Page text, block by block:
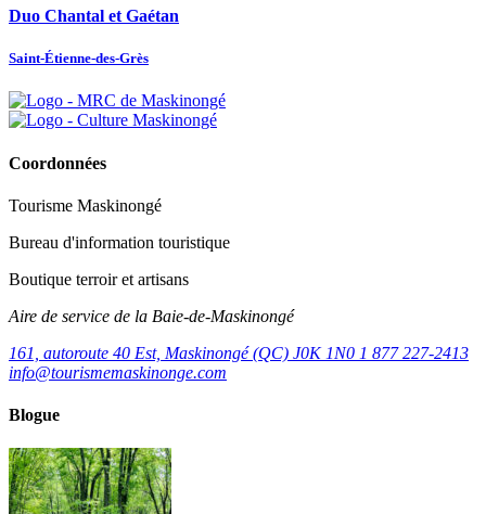
Duo Chantal et Gaétan
Saint-Étienne-des-Grès
Coordonnées
Tourisme Maskinongé
Bureau d'information touristique
Boutique terroir et artisans
Aire de service de la Baie-de-Maskinongé
161, autoroute 40 Est, Maskinongé (QC) J0K 1N0 1 877 227-2413
info@tourismemaskinonge.com
Blogue